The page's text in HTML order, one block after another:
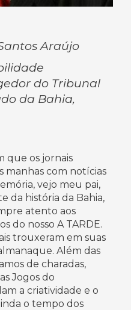
Araújo
do Tribunal
da Bahia,
que os jornais
manhas com notícias
vejo meu pai,
da história da Bahia,
atento aos
do nosso A TARDE.
trouxeram em suas
Além das
de charadas,
Jogos do
a criatividade e o
o tempo dos